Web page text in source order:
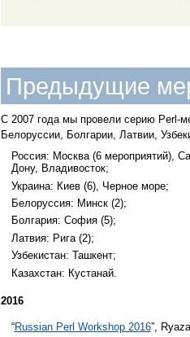
Предыдущие
С 2007 года мы провели серию Perl-
Белоруссии, Болгарии, Латвии,
Россия: Москва (6 мероприятий),
Дону, Владивосток;
Украина: Киев (6), Черное море;
Белоруссия: Минск (2);
Болгария: София (5);
Латвия: Рига (2);
Узбекистан: Ташкент;
Казахстан: Кустанай.
2016
“Russian Perl Workshop 2016”,